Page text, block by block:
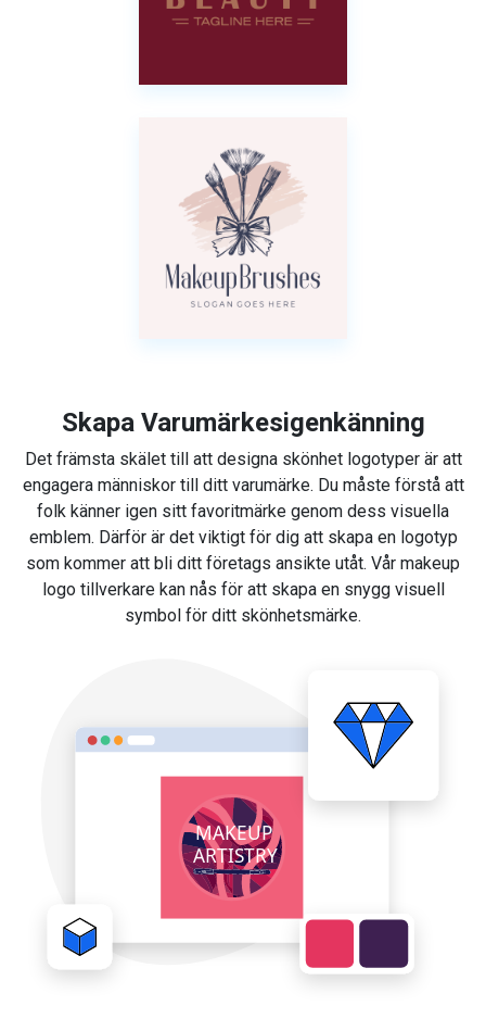
Skapa Varumärkesigenkänning
Det främsta skälet till att designa skönhet logotyper är att
engagera människor till ditt varumärke. Du måste förstå att
folk känner igen sitt favoritmärke genom dess visuella
emblem. Därför är det viktigt för dig att skapa en logotyp
som kommer att bli ditt företags ansikte utåt. Vår makeup
logo tillverkare kan nås för att skapa en snygg visuell
symbol för ditt skönhetsmärke.